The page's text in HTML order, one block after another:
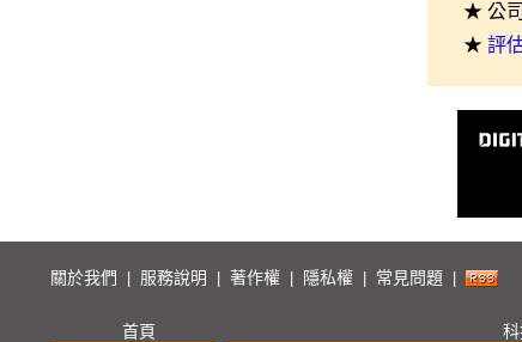
★ 公
★ 評
關於我們 服務說明 著作權 隱私權 常見問題
首頁